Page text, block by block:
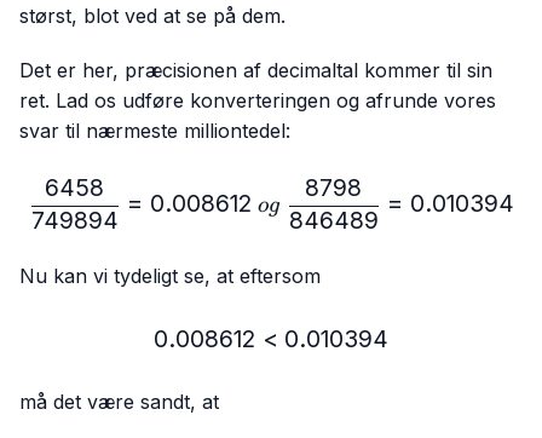
størst, blot ved at se på dem.
Det er her, præcisionen af decimaltal kommer til sin
ret. Lad os udføre konverteringen og afrunde vores
svar til nærmeste milliontedel:
749894
6458
= 0.008612 og 846489
8798
= 0.010394
Nu kan vi tydeligt se, at eftersom
0.008612 < 0.010394
0.008612 < 0.010394
må det være sandt, at